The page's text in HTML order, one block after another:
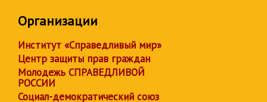
Организации
Институт «Справедливый мир»
Центр защиты прав граждан
Молодежь СПРАВЕДЛИВОЙ
РОССИИ
Социал-демократический союз